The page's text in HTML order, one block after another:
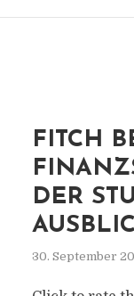
FITCH
DER
30. September